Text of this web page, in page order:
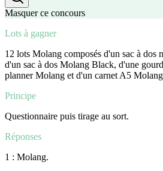
Masquer ce concours
Lots à gagner
12 lots Molang composés d'un sac à dos
d'un sac à dos Molang Black, d'une
planner Molang et d'un carnet A5
Principe
Questionnaire puis tirage au sort.
Réponses
1 : Molang.